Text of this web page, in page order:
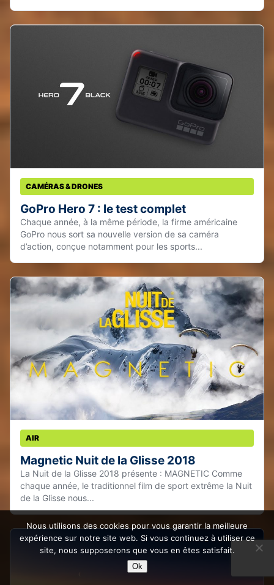
CAMÉRAS & DRONES
GoPro Hero 7 : le test complet
Chaque année, à la même période, la firme américaine
GoPro nous sort sa nouvelle version de sa caméra
d’action, conçue notamment pour les sports...
AIR
Magnetic Nuit de la Glisse 2018
La Nuit de la Glisse 2018 présente : MAGNETIC Comme
chaque année, le traditionnel film de sport extrême la Nuit
de la Glisse nous...
Nous utilisons des cookies pour vous garantir la meilleure
expérience sur notre site web. Si vous continuez à utiliser ce
site, nous supposerons que vous en êtes satisfait.
Ok